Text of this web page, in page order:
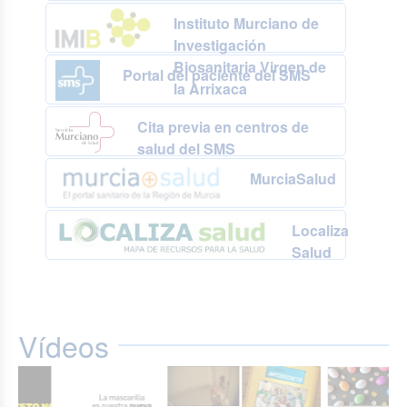
Instituto Murciano de
Investigación
Biosanitaria Virgen de
la Arrixaca
Portal del paciente del SMS
Cita previa en centros de
salud del SMS
MurciaSalud
Localiza
Salud
Vídeos